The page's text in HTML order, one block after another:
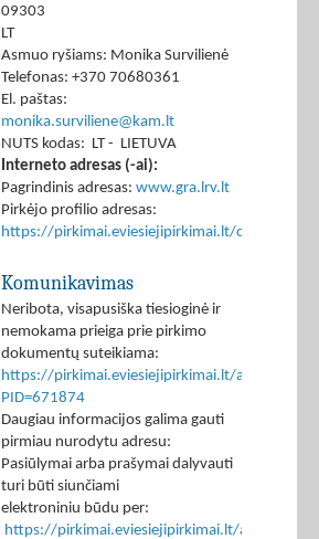
09303
LT
Asmuo ryšiams: Monika Survilienė
Telefonas: +370 70680361
El. paštas:
monika.surviliene@kam.lt
NUTS kodas: LT - LIETUVA
Interneto adresas (-ai):
Pagrindinis adresas: www.gra.lrv.lt
Pirkėjo profilio adresas:
https://pirkimai.eviesiejipirkimai.lt/ctm/
Komunikavimas
Neribota, visapusiška tiesioginė ir
nemokama prieiga prie pirkimo
dokumentų suteikiama:
https://pirkimai.eviesiejipirkimai.lt/app/rfq/
PID=671874
Daugiau informacijos galima gauti
pirmiau nurodytu adresu:
Pasiūlymai arba prašymai dalyvauti
turi būti siunčiami
elektroniniu būdu per:
https://pirkimai.eviesiejipirkimai.lt/app/rfq/